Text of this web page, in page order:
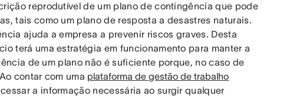
reprodutível de um plano de contingência que pode
tais como um plano de resposta a desastres naturais.
ajuda a empresa a prevenir riscos graves. Desta
terá uma estratégia em funcionamento para manter a
de um plano não é suficiente porque, no caso de
contar com uma plataforma de gestão de trabalho
a informação necessária ao surgir qualquer